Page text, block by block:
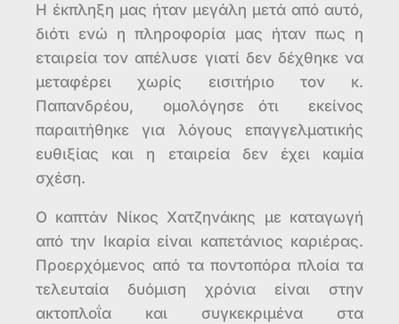
Η έκπληξη μας ήταν μεγάλη μετά από αυτό,
διότι ενώ η πληροφορία μας ήταν πως η
εταιρεία τον απέλυσε γιατί δεν δέχθηκε να
μεταφέρει χωρίς εισιτήριο τον κ.
Παπανδρέου, ομολόγησε ότι εκείνος
παραιτήθηκε για λόγους επαγγελματικής
ευθιξίας και η εταιρεία δεν έχει καμία
σχέση.
Ο καπτάν Νίκος Χατζηνάκης με καταγωγή
από την Ικαρία είναι καπετάνιος καριέρας.
Προερχόμενος από τα ποντοπόρα πλοία τα
τελευταία δυόμιση χρόνια είναι στην
ακτοπλοΐα και συγκεκριμένα στα